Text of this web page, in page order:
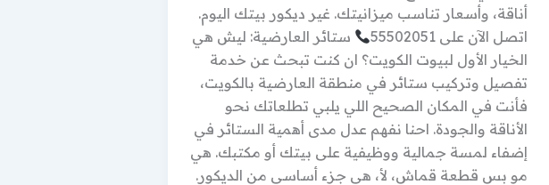
أناقة، وأسعار تناسب ميزانيتك. غير ديكور بيتك اليوم.
اتصل الآن على 55502051
ستائر العارضية: ليش هي
الخيار الأول لبيوت الكويت؟ ان كنت تبحث عن خدمة
تفصيل وتركيب ستائر في منطقة العارضية بالكويت،
فأنت في المكان الصحيح اللي يلبي تطلعاتك نحو
الأناقة والجودة. احنا نفهم عدل مدى أهمية الستائر في
إضفاء لمسة جمالية ووظيفية على بيتك أو مكتبك. هي
مو بس قطعة قماش، لأ، هي جزء أساسي من الديكور.